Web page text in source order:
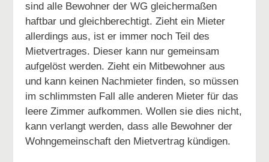
sind alle Bewohner der WG gleichermaßen
haftbar und gleichberechtigt. Zieht ein Mieter
allerdings aus, ist er immer noch Teil des
Mietvertrages. Dieser kann nur gemeinsam
aufgelöst werden. Zieht ein Mitbewohner aus
und kann keinen Nachmieter finden, so müssen
im schlimmsten Fall alle anderen Mieter für das
leere Zimmer aufkommen. Wollen sie dies nicht,
kann verlangt werden, dass alle Bewohner der
Wohngemeinschaft den Mietvertrag kündigen.